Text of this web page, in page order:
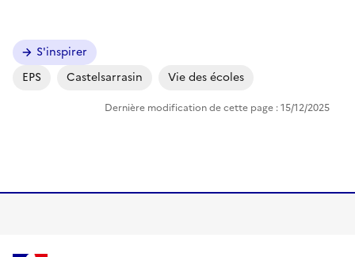
S'inspirer
EPS
Castelsarrasin Vie des écoles
Dernière modification de cette page : 15/12/2025